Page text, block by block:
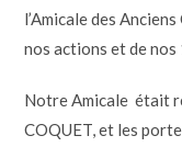
l’Amicale des Anciens
nos actions et de
Notre Amicale était
COQUET, et les